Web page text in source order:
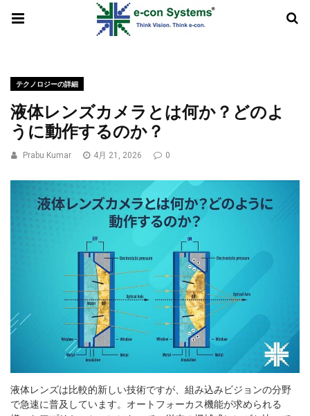
テクノロジーの詳細
液体レンズカメラとは何か？どのよ
うに動作するのか？
Prabu Kumar 4月 21, 2026 0
液体レンズは比較的新しい技術ですが、組み込みビジョンの分野
で急速に普及しています。オートフォーカス機能が求められる